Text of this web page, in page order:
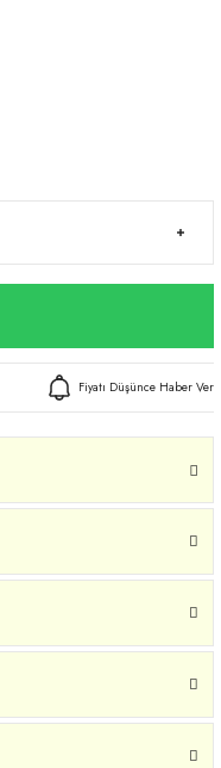
Fiyatı Düşünce Haber Ver